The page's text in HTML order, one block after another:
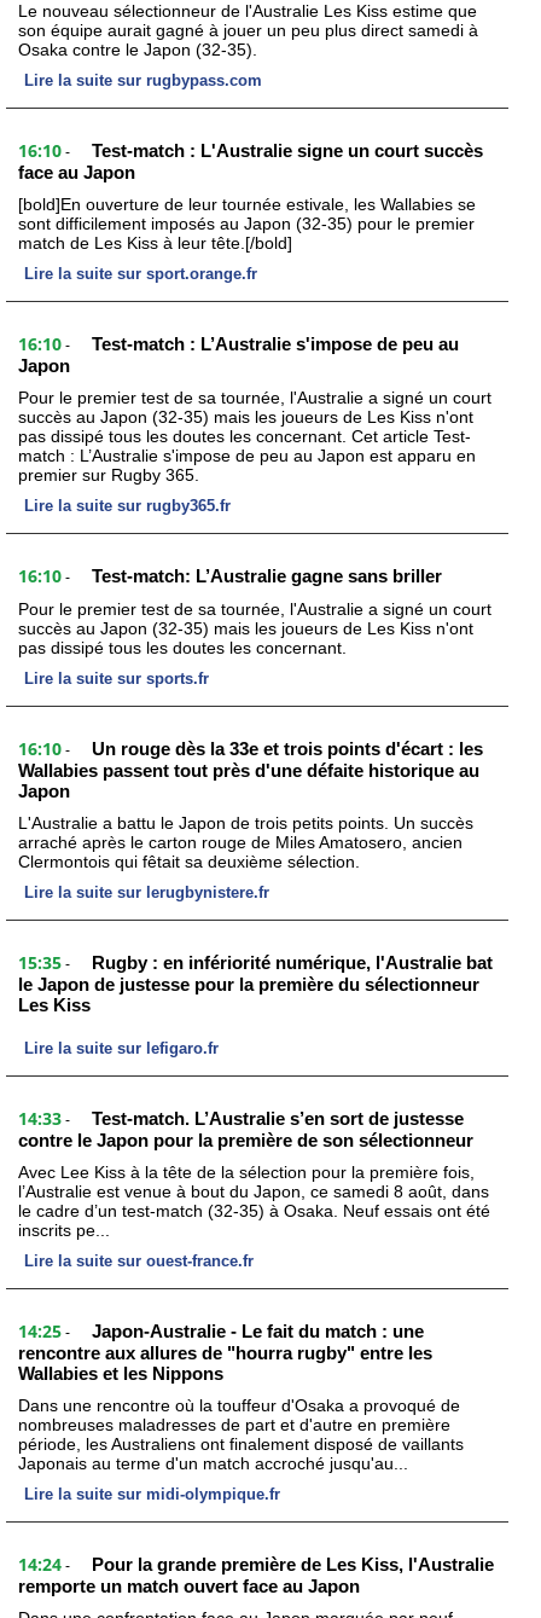
Le nouveau sélectionneur de l'Australie Les Kiss estime que
son équipe aurait gagné à jouer un peu plus direct samedi à
Osaka contre le Japon (32-35).
Lire la suite sur rugbypass.com
16:10 -
Test-match : L'Australie signe un court succès
face au Japon
[bold]En ouverture de leur tournée estivale, les Wallabies se
sont difficilement imposés au Japon (32-35) pour le premier
match de Les Kiss à leur tête.[/bold]
Lire la suite sur sport.orange.fr
16:10 -
Test-match : L’Australie s'impose de peu au
Japon
Pour le premier test de sa tournée, l'Australie a signé un court
succès au Japon (32-35) mais les joueurs de Les Kiss n'ont
pas dissipé tous les doutes les concernant. Cet article Test-
match : L’Australie s'impose de peu au Japon est apparu en
premier sur Rugby 365.
Lire la suite sur rugby365.fr
16:10 - Test-match: L’Australie gagne sans briller
Pour le premier test de sa tournée, l'Australie a signé un court
succès au Japon (32-35) mais les joueurs de Les Kiss n'ont
pas dissipé tous les doutes les concernant.
Lire la suite sur sports.fr
16:10 -
Un rouge dès la 33e et trois points d'écart : les
Wallabies passent tout près d'une défaite historique au
Japon
L'Australie a battu le Japon de trois petits points. Un succès
arraché après le carton rouge de Miles Amatosero, ancien
Clermontois qui fêtait sa deuxième sélection.
Lire la suite sur lerugbynistere.fr
15:35 -
Rugby : en infériorité numérique, l'Australie bat
le Japon de justesse pour la première du sélectionneur
Les Kiss
Lire la suite sur lefigaro.fr
14:33 -
Test-match. L’Australie s’en sort de justesse
contre le Japon pour la première de son sélectionneur
Avec Lee Kiss à la tête de la sélection pour la première fois,
l’Australie est venue à bout du Japon, ce samedi 8 août, dans
le cadre d’un test-match (32-35) à Osaka. Neuf essais ont été
inscrits pe...
Lire la suite sur ouest-france.fr
14:25 -
Japon-Australie - Le fait du match : une
rencontre aux allures de "hourra rugby" entre les
Wallabies et les Nippons
Dans une rencontre où la touffeur d'Osaka a provoqué de
nombreuses maladresses de part et d'autre en première
période, les Australiens ont finalement disposé de vaillants
Japonais au terme d'un match accroché jusqu'au...
Lire la suite sur midi-olympique.fr
14:24 -
Pour la grande première de Les Kiss, l'Australie
remporte un match ouvert face au Japon